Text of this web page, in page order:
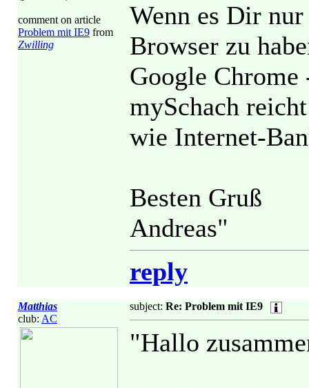
comment on article
Problem mit IE9 from
Zwilling
Wenn es Dir
Browser zu
Google
mySchach
wie Internet-
Besten Gruß
Andreas"
reply
Matthias
club: AC
subject: Re: Problem mit IE9
"Hallo